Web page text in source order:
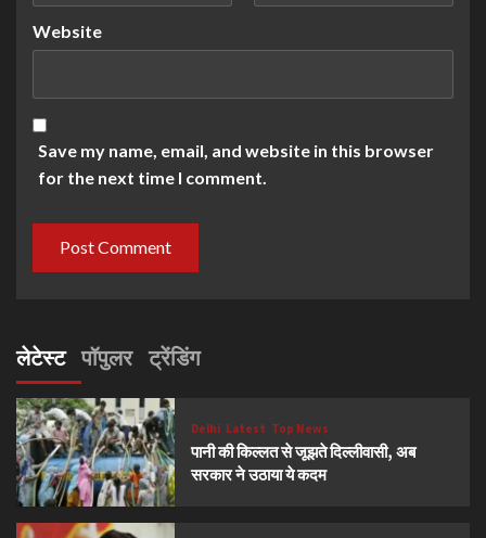
Website
Save my name, email, and website in this browser
for the next time I comment.
लेटेस्ट पॉपुलर ट्रेंडिंग
Delhi Latest Top News
पानी की किल्लत से जूझते दिल्लीवासी, अब
सरकार ने उठाया ये कदम